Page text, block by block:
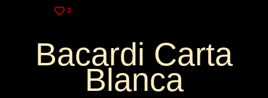
3
Bacardi Carta
Blanca